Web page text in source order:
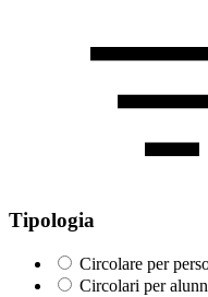
Tipologia
Circolare per
Circolari per